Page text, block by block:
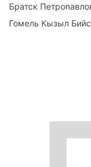
Братск
Гомель Кызыл